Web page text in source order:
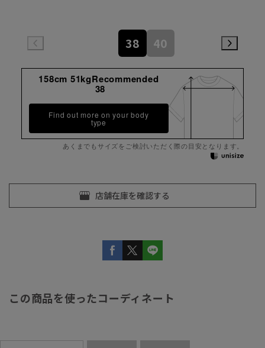
38 40
158cm 51kgRecommended
38
Find out more on your body
type
あくまでもサイズをご検討いただく際の目安となります。
この商品を使ったコーディネート